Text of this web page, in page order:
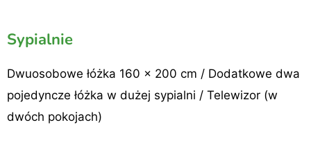
Sypialnie
Dwuosobowe łóżka 160 × 200 cm / Dodatkowe dwa
pojedyncze łóżka w dużej sypialni / Telewizor (w
dwóch pokojach)